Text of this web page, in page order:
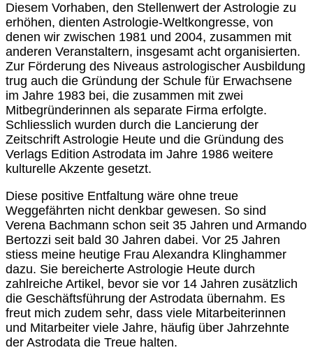
Diesem Vorhaben, den Stellenwert der Astrologie zu
erhöhen, dienten Astrologie-Weltkongresse, von
denen wir zwischen 1981 und 2004, zusammen mit
anderen Veranstaltern, insgesamt acht organisierten.
Zur Förderung des Niveaus astrologischer Ausbildung
trug auch die Gründung der Schule für Erwachsene
im Jahre 1983 bei, die zusammen mit zwei
Mitbegründerinnen als separate Firma erfolgte.
Schliesslich wurden durch die Lancierung der
Zeitschrift Astrologie Heute und die Gründung des
Verlags Edition Astrodata im Jahre 1986 weitere
kulturelle Akzente gesetzt.
Diese positive Entfaltung wäre ohne treue
Weggefährten nicht denkbar gewesen. So sind
Verena Bachmann schon seit 35 Jahren und Armando
Bertozzi seit bald 30 Jahren dabei. Vor 25 Jahren
stiess meine heutige Frau Alexandra Klinghammer
dazu. Sie bereicherte Astrologie Heute durch
zahlreiche Artikel, bevor sie vor 14 Jahren zusätzlich
die Geschäftsführung der Astrodata übernahm. Es
freut mich zudem sehr, dass viele Mitarbeiterinnen
und Mitarbeiter viele Jahre, häufig über Jahrzehnte
der Astrodata die Treue halten.